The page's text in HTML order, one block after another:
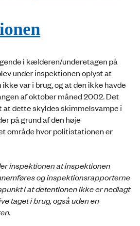
i kælderen/underetagen på
under inspektionen oplyst at
var i brug, og at den ikke havde
af oktober måned 2002. Det
at dette skyldes skimmelsvampe i
på grund af den høje
område hvor politistationen er
inspektionen at inspektionen
og inspektionsrapporterne
i at detentionen ikke er nedlagt
taget i brug, også uden en